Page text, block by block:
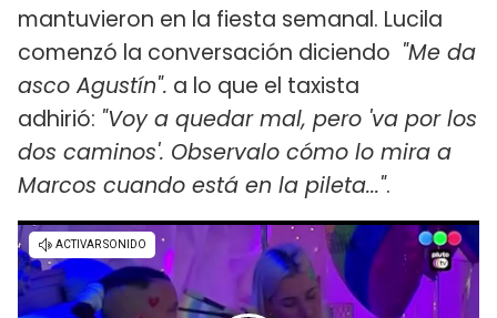
mantuvieron en la fiesta semanal. Lucila
comenzó la conversación diciendo "Me da
asco Agustín". a lo que el taxista
adhirió: "Voy a quedar mal, pero 'va por los
dos caminos'. Observalo cómo lo mira a
Marcos cuando está en la pileta...".